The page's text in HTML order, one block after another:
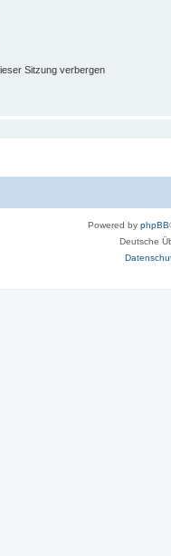
Sitzung verbergen
Powered by phpBB
Deutsche